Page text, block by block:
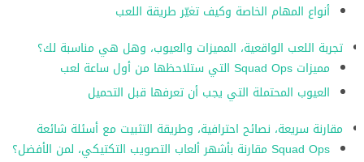
أنواع المهام الخاصة وكيف تغيّر طريقة اللعب
تجربة اللعب الواقعية، المميزات والعيوب، وهل هي مناسبة لك؟
مميزات Squad Ops التي ستلاحظها من أول ساعة لعب
العيوب المحتملة التي يجب أن تعرفها قبل التحميل
مقارنة سريعة، نصائح احترافية، وطريقة التثبيت مع أسئلة شائعة
Squad Ops مقارنة بأشهر ألعاب التصويب التكتيكي، لمن الأفضل؟